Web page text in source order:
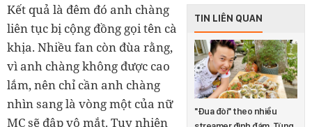
TIN LIÊN QUAN
"Đua đòi" theo nhiều
Kết quả là đêm đó anh chàng
liên tục bị cộng đồng gọi tên cà
khịa. Nhiều fan còn đùa rằng,
vì anh chàng không được cao
lắm, nên chỉ cần anh chàng
nhìn sang là vòng một của nữ
MC sẽ đập vô mắt. Tuy nhiên